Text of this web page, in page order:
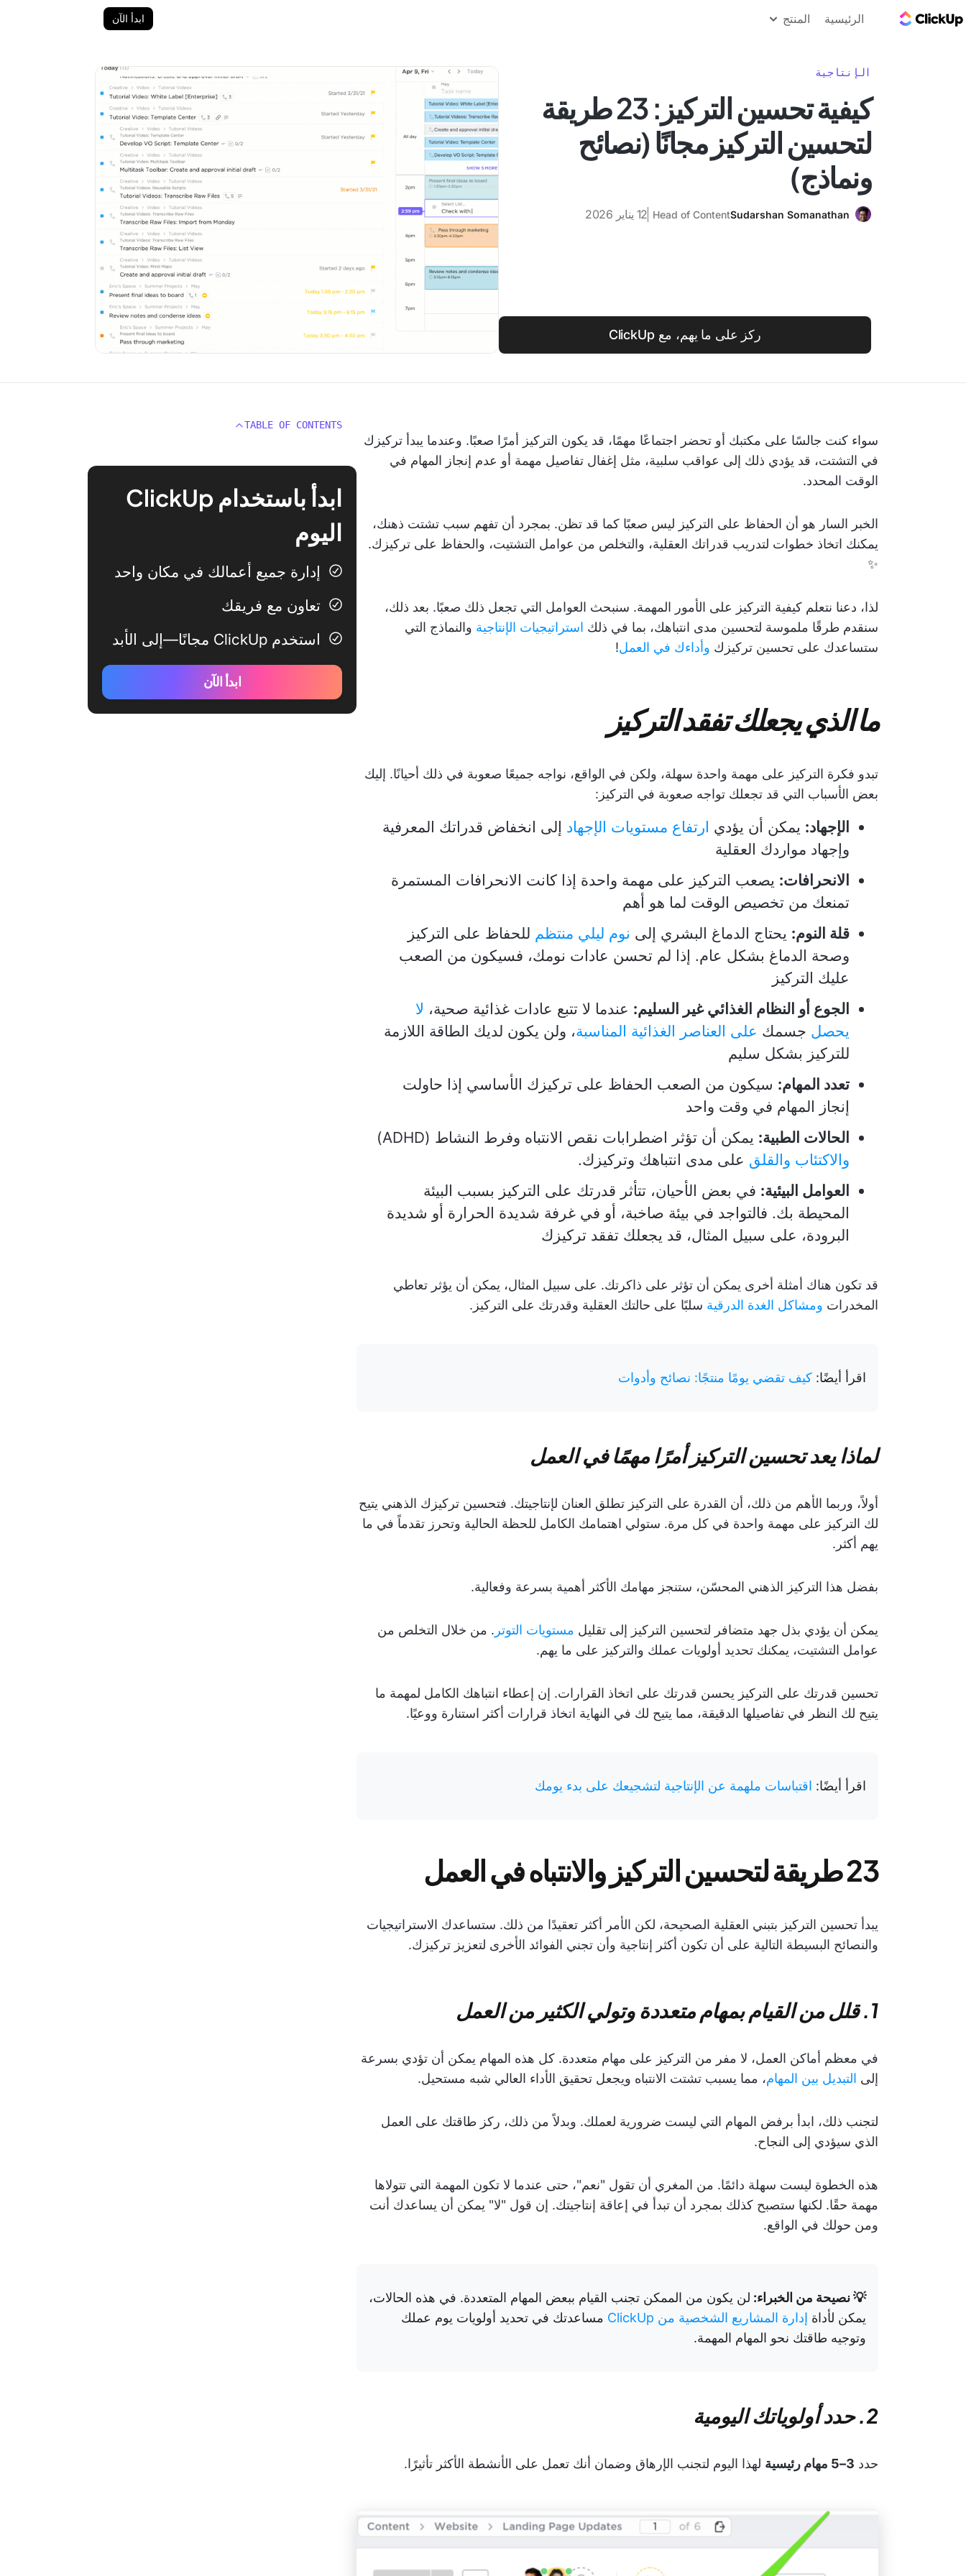
الرئيسية المنتج ابدأ الآن
الإنتاجية
كيفية تحسين التركيز: 23 طريقة
لتحسين التركيز مجانًا (نصائح
ونماذج)
Sudarshan Somanathan
Head of Content 12 يناير 2026
ركز على ما يهم، مع ClickUp
سواء كنت جالسًا على مكتبك أو تحضر اجتماعًا مهمًا، قد يكون التركيز أمرًا صعبًا. وعندما يبدأ تركيزك
في التشتت، قد يؤدي ذلك إلى عواقب سلبية، مثل إغفال تفاصيل مهمة أو عدم إنجاز المهام في
الوقت المحدد.
الخبر السار هو أن الحفاظ على التركيز ليس صعبًا كما قد تظن. بمجرد أن تفهم سبب تشتت ذهنك،
يمكنك اتخاذ خطوات لتدريب قدراتك العقلية، والتخلص من عوامل التشتيت، والحفاظ على تركيزك.
✨
لذا، دعنا نتعلم كيفية التركيز على الأمور المهمة. سنبحث العوامل التي تجعل ذلك صعبًا. بعد ذلك،
سنقدم طرقًا ملموسة لتحسين مدى انتباهك، بما في ذلك استراتيجيات الإنتاجية والنماذج التي
ستساعدك على تحسين تركيزك وأداءك في العمل!
ما الذي يجعلك تفقد التركيز
تبدو فكرة التركيز على مهمة واحدة سهلة، ولكن في الواقع، نواجه جميعًا صعوبة في ذلك أحيانًا. إليك
بعض الأسباب التي قد تجعلك تواجه صعوبة في التركيز:
الإجهاد: يمكن أن يؤدي ارتفاع مستويات الإجهاد إلى انخفاض قدراتك المعرفية
وإجهاد مواردك العقلية
الانحرافات: يصعب التركيز على مهمة واحدة إذا كانت الانحرافات المستمرة
تمنعك من تخصيص الوقت لما هو أهم
قلة النوم: يحتاج الدماغ البشري إلى نوم ليلي منتظم للحفاظ على التركيز
وصحة الدماغ بشكل عام. إذا لم تحسن عادات نومك، فسيكون من الصعب
عليك التركيز
الجوع أو النظام الغذائي غير السليم: عندما لا تتبع عادات غذائية صحية، لا
يحصل جسمك على العناصر الغذائية المناسبة، ولن يكون لديك الطاقة اللازمة
للتركيز بشكل سليم
تعدد المهام: سيكون من الصعب الحفاظ على تركيزك الأساسي إذا حاولت
إنجاز المهام في وقت واحد
الحالات الطبية: يمكن أن تؤثر اضطرابات نقص الانتباه وفرط النشاط (ADHD)
والاكتئاب والقلق على مدى انتباهك وتركيزك.
العوامل البيئية: في بعض الأحيان، تتأثر قدرتك على التركيز بسبب البيئة
المحيطة بك. فالتواجد في بيئة صاخبة، أو في غرفة شديدة الحرارة أو شديدة
البرودة، على سبيل المثال، قد يجعلك تفقد تركيزك
قد تكون هناك أمثلة أخرى يمكن أن تؤثر على ذاكرتك. على سبيل المثال، يمكن أن يؤثر تعاطي
المخدرات ومشاكل الغدة الدرقية سلبًا على حالتك العقلية وقدرتك على التركيز.
اقرأ أيضًا: كيف تقضي يومًا منتجًا: نصائح وأدوات
لماذا يعد تحسين التركيز أمرًا مهمًا في العمل
أولاً، وربما الأهم من ذلك، أن القدرة على التركيز تطلق العنان لإنتاجيتك. فتحسين تركيزك الذهني يتيح
لك التركيز على مهمة واحدة في كل مرة. ستولي اهتمامك الكامل للحظة الحالية وتحرز تقدماً في ما
يهم أكثر.
بفضل هذا التركيز الذهني المحسّن، ستنجز مهامك الأكثر أهمية بسرعة وفعالية.
يمكن أن يؤدي بذل جهد متضافر لتحسين التركيز إلى تقليل مستويات التوتر . من خلال التخلص من
عوامل التشتيت، يمكنك تحديد أولويات عملك والتركيز على ما يهم.
تحسين قدرتك على التركيز يحسن قدرتك على اتخاذ القرارات. إن إعطاء انتباهك الكامل لمهمة ما
يتيح لك النظر في تفاصيلها الدقيقة، مما يتيح لك في النهاية اتخاذ قرارات أكثر استنارة ووعيًا.
اقرأ أيضًا: اقتباسات ملهمة عن الإنتاجية لتشجيعك على بدء يومك
23 طريقة لتحسين التركيز والانتباه في العمل
يبدأ تحسين التركيز بتبني العقلية الصحيحة، لكن الأمر أكثر تعقيدًا من ذلك. ستساعدك الاستراتيجيات
والنصائح البسيطة التالية على أن تكون أكثر إنتاجية وأن تجني الفوائد الأخرى لتعزيز تركيزك.
1. قلل من القيام بمهام متعددة وتولي الكثير من العمل
في معظم أماكن العمل، لا مفر من التركيز على مهام متعددة. كل هذه المهام يمكن أن تؤدي بسرعة
إلى التبديل بين المهام، مما يسبب تشتت الانتباه ويجعل تحقيق الأداء العالي شبه مستحيل.
لتجنب ذلك، ابدأ برفض المهام التي ليست ضرورية لعملك. وبدلاً من ذلك، ركز طاقتك على العمل
الذي سيؤدي إلى النجاح.
هذه الخطوة ليست سهلة دائمًا. من المغري أن تقول "نعم"، حتى عندما لا تكون المهمة التي تتولاها
مهمة حقًا. لكنها ستصبح كذلك بمجرد أن تبدأ في إعاقة إنتاجيتك. إن قول "لا" يمكن أن يساعدك أنت
ومن حولك في الواقع.
💡 نصيحة من الخبراء: لن يكون من الممكن تجنب القيام ببعض المهام المتعددة. في هذه الحالات،
يمكن لأداة إدارة المشاريع الشخصية من ClickUp
مساعدتك في تحديد أولويات يوم عملك
وتوجيه طاقتك نحو المهام المهمة.
2. حدد أولوياتك اليومية
حدد 3–5 مهام رئيسية لهذا اليوم لتجنب الإرهاق وضمان أنك تعمل على الأنشطة الأكثر تأثيرًا.
TABLE OF CONTENTS
ابدأ باستخدام ClickUp
اليوم
إدارة جميع أعمالك في مكان واحد
تعاون مع فريقك
استخدم ClickUp مجانًا—إلى الأبد
ابدأ الآن